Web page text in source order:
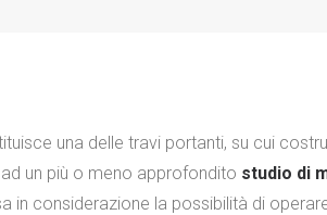
una delle travi portanti, su cui
un più o meno approfondito studio di
in considerazione la possibilità di